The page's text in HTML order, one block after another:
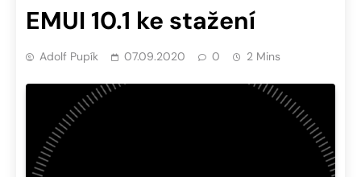
EMUI 10.1 ke stažení
Adolf Pupík 07.09.2020 0 2 Mins